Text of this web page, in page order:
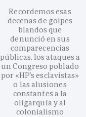
Recordemos esas
decenas de golpes
blandos que
denunció en sus
comparecencias
públicas, los ataques a
un Congreso poblado
por «HP’s esclavistas»
o las alusiones
constantes a la
oligarquía y al
colonialismo